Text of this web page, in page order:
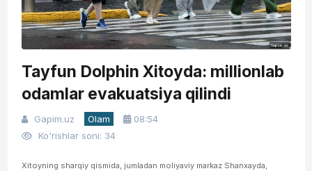
Tayfun Dolphin Xitoyda: millionlab
odamlar evakuatsiya qilindi
Gapim.uz Olam
08:54
Ko'rishlar soni: 34
Xitoyning sharqiy qismida, jumladan moliyaviy markaz Shanxayda,